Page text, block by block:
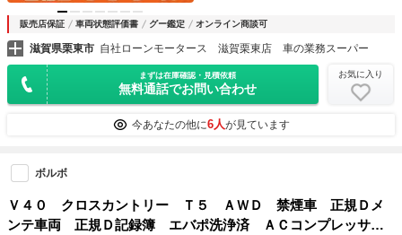
販売店保証 車両状態評価書 グー鑑定 オンライン商談可
滋賀県栗東市 自社ローンモータース 滋賀栗東店 車の業務スーパー
まずは在庫確認・見積依頼
無料通話でお問い合わせ
お気に入り
今あなたの他に6人が見ています
ボルボ
Ｖ４０ クロスカントリー Ｔ５ ＡＷＤ 禁煙車 正規Ｄメ
ンテ車両 正規Ｄ記録簿 エバポ洗浄済 ＡＣコンプレッサー